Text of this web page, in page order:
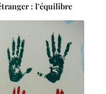
: l’équilibre